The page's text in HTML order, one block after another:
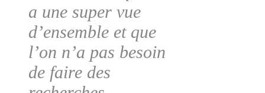
a une super vue
d’ensemble et que
l’on n’a pas besoin
de faire des